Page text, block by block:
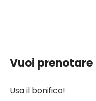
Vuoi
Usa il bonifico!